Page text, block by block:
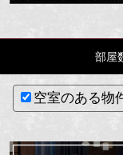
部屋
空室のある物